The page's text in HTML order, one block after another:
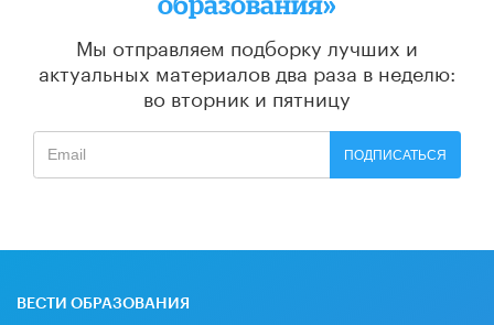
Мы отправляем подборку лучших и
актуальных материалов два раза в неделю:
во вторник и пятницу
ПОДПИСАТЬСЯ
ВЕСТИ ОБРАЗОВАНИЯ